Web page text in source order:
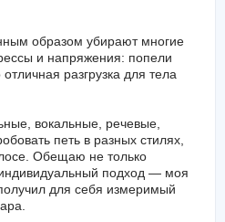
техническую
образом убирают многие
и напряжения: попели
разгрузка для тела
вокальные, речевые,
петь в разных стилях,
Обещаю не только
подход — моя
для себя измеримый